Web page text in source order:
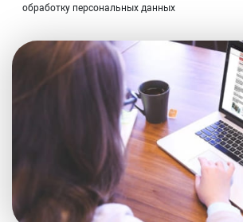
обработку персональных данных